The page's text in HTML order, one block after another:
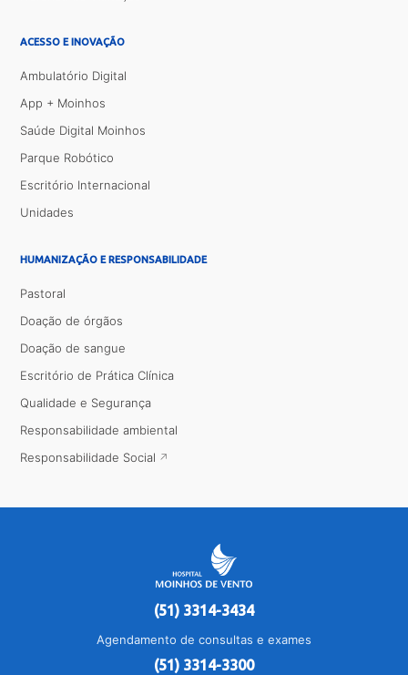
ACESSO E INOVAÇÃO
Ambulatório Digital
App + Moinhos
Saúde Digital Moinhos
Parque Robótico
Escritório Internacional
Unidades
HUMANIZAÇÃO E RESPONSABILIDADE
Pastoral
Doação de órgãos
Doação de sangue
Escritório de Prática Clínica
Qualidade e Segurança
Responsabilidade ambiental
Responsabilidade Social
(51) 3314-3434
Agendamento de consultas e exames
(51) 3314-3300